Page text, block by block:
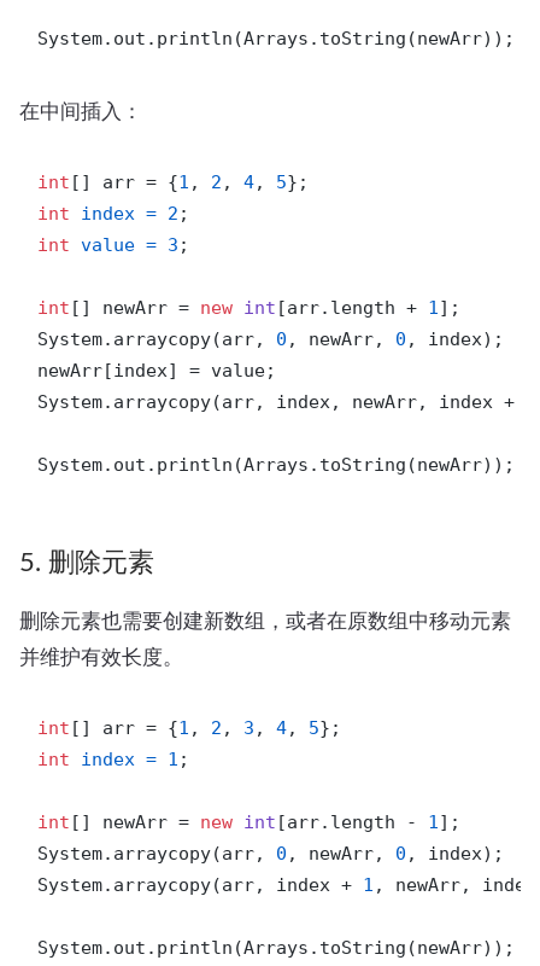
System.out.println(Arrays.toString(newArr));
在中间插入：
int [] arr = {1 , 2 , 4, 5
int
index = 2
int value = 3 ;
int [] newArr = new int [arr.length + 1];
System.arraycopy(arr, 0 , newArr, 0 , index);
newArr[index] = value;
System.arraycopy(arr, index, newArr, index +
System.out.println(Arrays.toString(newArr));
5. 删除元素
删除元素也需要创建新数组，或者在原数组中移动元素
并维护有效长度。
int [] arr = {1 , 2 , 3 , 4, 5
int
index = 1 ;
int [] newArr = new int [arr.length - 1];
System.arraycopy(arr, 0 , newArr, 0 , index);
System.arraycopy(arr, index + 1 , newArr,
System.out.println(Arrays.toString(newArr));